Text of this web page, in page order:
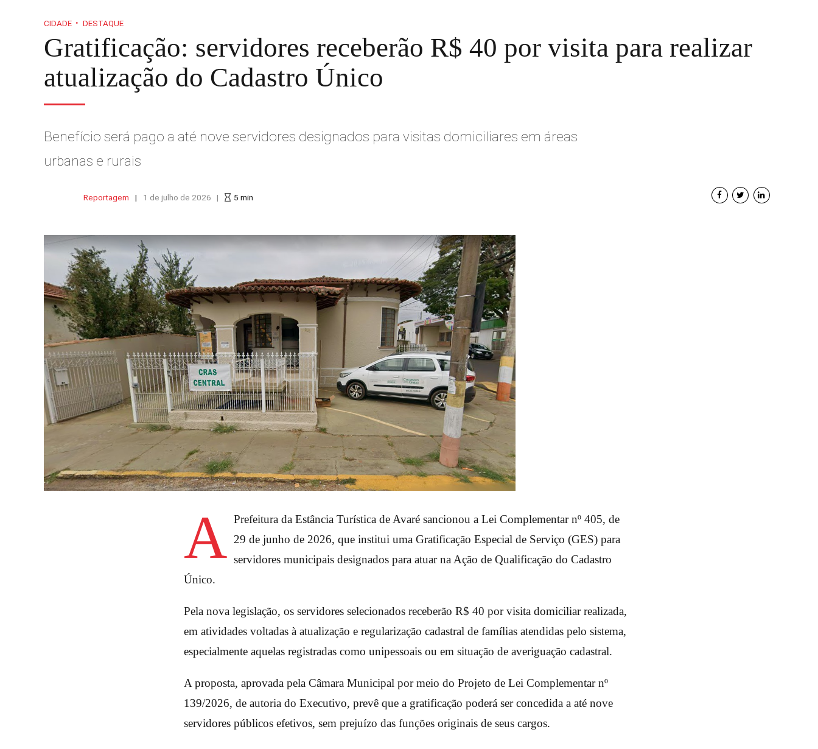
CIDADE DESTAQUE
Gratificação: servidores receberão R$ 40 por visita para realizar
atualização do Cadastro Único
Benefício será pago a até nove servidores designados para visitas domiciliares em áreas
urbanas e rurais
Reportagem 1 de julho de 2026 5 min
A Prefeitura da Estância Turística de Avaré sancionou a Lei Complementar nº 405, de
29 de junho de 2026, que institui uma Gratificação Especial de Serviço (GES) para
servidores municipais designados para atuar na Ação de Qualificação do Cadastro
Único.
Pela nova legislação, os servidores selecionados receberão R$ 40 por visita domiciliar realizada,
em atividades voltadas à atualização e regularização cadastral de famílias atendidas pelo sistema,
especialmente aquelas registradas como unipessoais ou em situação de averiguação cadastral.
A proposta, aprovada pela Câmara Municipal por meio do Projeto de Lei Complementar nº
139/2026, de autoria do Executivo, prevê que a gratificação poderá ser concedida a até nove
servidores públicos efetivos, sem prejuízo das funções originais de seus cargos.